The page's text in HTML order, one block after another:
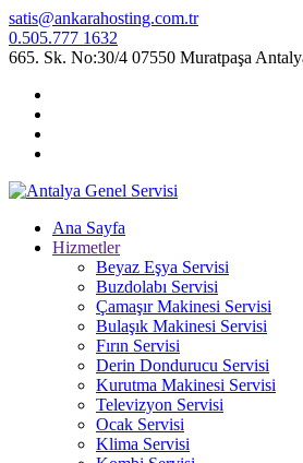
satis@ankarahosting.com.tr
0.505.777 1632
665. Sk. No:30/4 07550 Muratpaşa
Ana Sayfa
Hizmetler
Beyaz Eşya Servisi
Buzdolabı Servisi
Çamaşır Makinesi Servisi
Bulaşık Makinesi Servisi
Fırın Servisi
Derin Dondurucu Servisi
Kurutma Makinesi Servisi
Televizyon Servisi
Ocak Servisi
Klima Servisi